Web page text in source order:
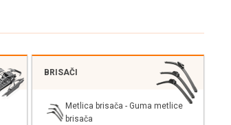
BRISAČI
Metlica brisača - Guma metlice
brisača